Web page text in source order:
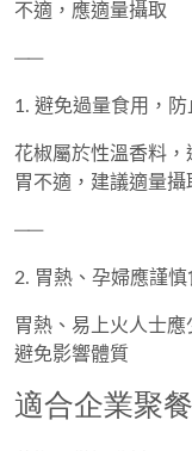
不適，應適量攝取
──
1. 避免過量食用，防
花椒屬於性溫香料
胃不適 ，建議適量
──
2. 胃熱、孕婦應謹慎
胃熱、易上火人士應
避免影響體質
適合企業聚